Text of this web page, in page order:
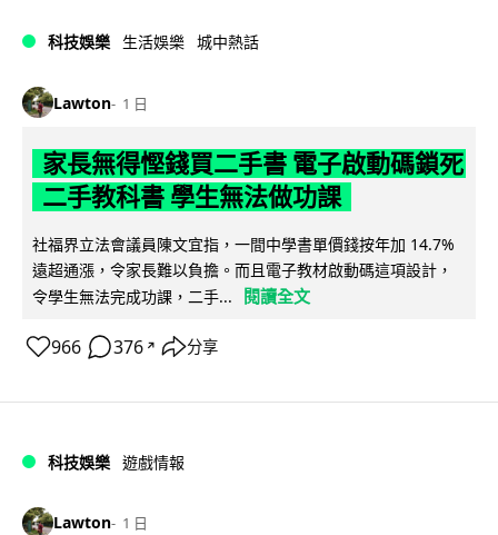
科技娛樂 生活娛樂 城中熱話
Lawton 1 日
家長無得慳錢買二手書 電子啟動碼鎖死
二手教科書 學生無法做功課
社福界立法會議員陳文宜指，一間中學書單價錢按年加 14.7%
遠超通漲，令家長難以負擔。而且電子教材啟動碼這項設計，
令學生無法完成功課，二手...
閱讀全文
966 376 ↗ 分享
科技娛樂 遊戲情報
Lawton 1 日